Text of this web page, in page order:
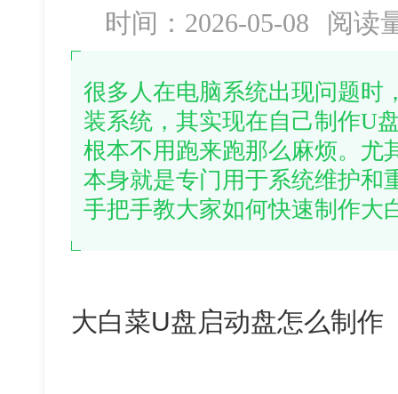
时间：2026-05-08 阅读
很多人在电脑系统出现问题时
装系统，其实现在自己制作U
根本不用跑来跑那么麻烦。尤
本身就是专门用于系统维护和
手把手教大家如何快速制作大
大白菜U盘启动盘怎么制作